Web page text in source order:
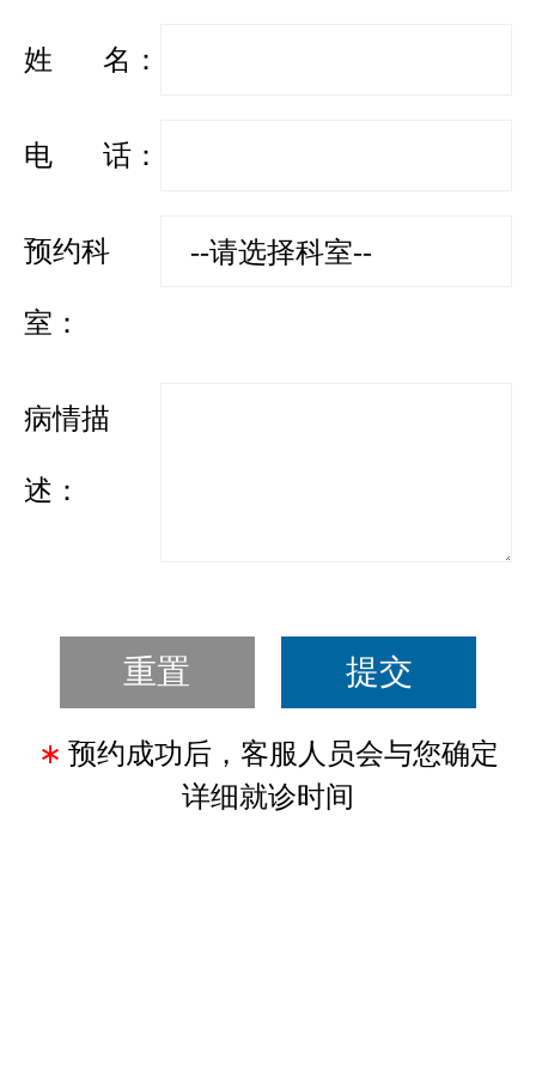
姓 名：
电 话：
预约科
室：
病情描
述：
∗ 预约成功后，客服人员会与您确定
详细就诊时间